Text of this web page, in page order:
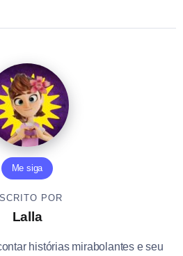
Me siga
POR
Lalla
histórias mirabolantes e seu